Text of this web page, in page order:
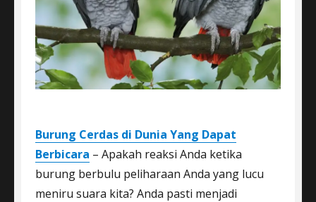
Burung Cerdas di Dunia Yang Dapat
Berbicara – Apakah reaksi Anda ketika
burung berbulu peliharaan Anda yang lucu
meniru suara kita? Anda pasti menjadi